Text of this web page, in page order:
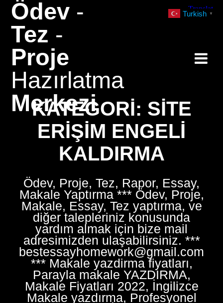
Ödev -
Tez -
Proje
Hazırlatma
Merkezi
KATEGORI: SITE
ERIŞIM ENGELI
KALDIRMA
Ödev, Proje, Tez, Rapor, Essay,
Makale Yaptırma *** Ödev, Proje,
Makale, Essay, Tez yaptırma, ve
diğer talepleriniz konusunda
yardım almak için bize mail
adresimizden ulaşabilirsiniz. ***
bestessayhomework@gmail.com
*** Makale yazdirma fiyatları,
Parayla makale YAZDIRMA,
Makale Fiyatları 2022, İngilizce
Makale yazdırma, Profesyonel
Turkish ▼